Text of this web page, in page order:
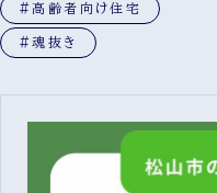
#高齢者向け住宅
#魂抜き